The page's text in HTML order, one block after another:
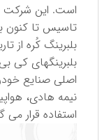
تاسیس تا كنون
بلبرینگ كُره از
اصلی صنایع
نیمه هادی،
استفاده قرار می